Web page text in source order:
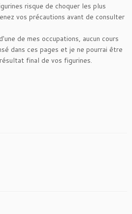
risque de choquer les plus
vos précautions avant de consulter
de mes occupations, aucun cours
dans ces pages et je ne pourrai être
final de vos figurines.